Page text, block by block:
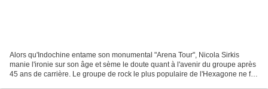
Alors qu'Indochine entame son monumental "Arena Tour", Nicola Sirkis
manie l'ironie sur son âge et sème le doute quant à l'avenir du groupe après
45 ans de carrière. Le groupe de rock le plus populaire de l'Hexagone ne fait